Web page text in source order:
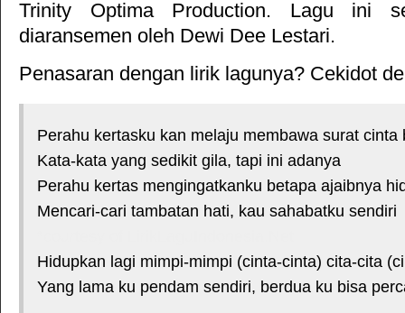
Trinity Optima Production. Lagu ini
diaransemen oleh Dewi Dee Lestari.
Penasaran dengan lirik lagunya? Cekidot
Perahu kertasku kan melaju membawa surat cinta
Kata-kata yang sedikit gila, tapi ini adanya
Perahu kertas mengingatkanku betapa ajaibnya
Mencari-cari tambatan hati, kau sahabatku sendiri
Hidupkan lagi mimpi-mimpi (cinta-cinta) cita-cita
Yang lama ku pendam sendiri, berdua ku bisa